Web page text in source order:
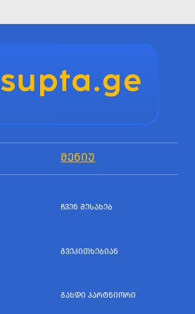
ᲛᲔᲜᲘᲣ
ᲩᲕᲔᲜ ᲨᲔᲡᲐᲮᲔᲑ
ᲒᲕᲔᲙᲘᲗᲮᲔᲑᲘᲐᲜ
ᲒᲐᲮᲓᲘ ᲞᲐᲠᲢᲜᲘᲝᲠᲘ